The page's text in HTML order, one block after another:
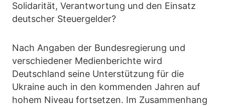
Solidarität, Verantwortung und den Einsatz
deutscher Steuergelder?
Nach Angaben der Bundesregierung und
verschiedener Medienberichte wird
Deutschland seine Unterstützung für die
Ukraine auch in den kommenden Jahren auf
hohem Niveau fortsetzen. Im Zusammenhang